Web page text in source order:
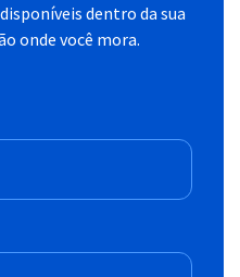
dentro da sua
onde você mora.